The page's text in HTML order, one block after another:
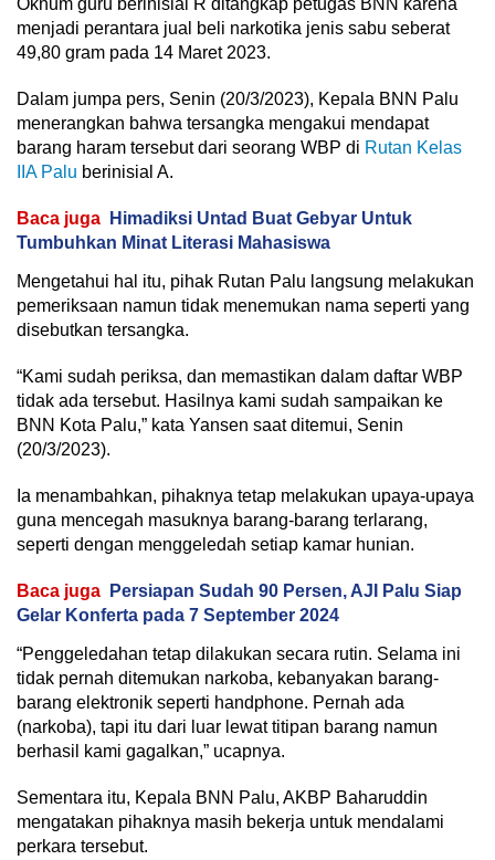
Oknum guru berinisial R ditangkap petugas BNN karena
menjadi perantara jual beli narkotika jenis sabu seberat
49,80 gram pada 14 Maret 2023.
Dalam jumpa pers, Senin (20/3/2023), Kepala BNN Palu
menerangkan bahwa tersangka mengakui mendapat
barang haram tersebut dari seorang WBP di Rutan Kelas
IIA Palu berinisial A.
Baca juga
Himadiksi Untad Buat Gebyar Untuk
Tumbuhkan Minat Literasi Mahasiswa
Mengetahui hal itu, pihak Rutan Palu langsung melakukan
pemeriksaan namun tidak menemukan nama seperti yang
disebutkan tersangka.
“Kami sudah periksa, dan memastikan dalam daftar WBP
tidak ada tersebut. Hasilnya kami sudah sampaikan ke
BNN Kota Palu,” kata Yansen saat ditemui, Senin
(20/3/2023).
Ia menambahkan, pihaknya tetap melakukan upaya-upaya
guna mencegah masuknya barang-barang terlarang,
seperti dengan menggeledah setiap kamar hunian.
Baca juga
Persiapan Sudah 90 Persen, AJI Palu Siap
Gelar Konferta pada 7 September 2024
“Penggeledahan tetap dilakukan secara rutin. Selama ini
tidak pernah ditemukan narkoba, kebanyakan barang-
barang elektronik seperti handphone. Pernah ada
(narkoba), tapi itu dari luar lewat titipan barang namun
berhasil kami gagalkan,” ucapnya.
Sementara itu, Kepala BNN Palu, AKBP Baharuddin
mengatakan pihaknya masih bekerja untuk mendalami
perkara tersebut.